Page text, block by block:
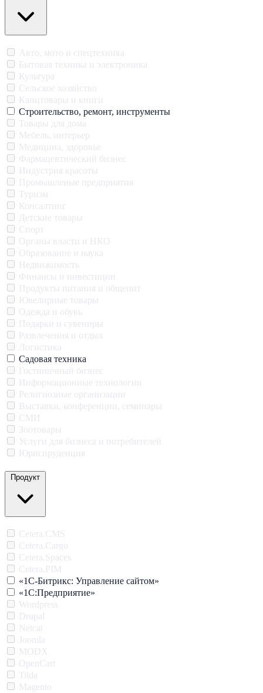
Авто, мото и спецтехника
Бытовая техника и электроника
Культура
Сельское хозяйство
Канцтовары и книги
Строительство, ремонт, инструменты
Товары для дома
Мебель, интерьер
Медицина, здоровье
Фармацевтический бизнес
Индустрия красоты
Промышленые предприятия
Туризм
Консалтинг
Детские товары
Спорт
Органы власти и НКО
Образование и наука
Недвижимость
Финансы и инвестиции
Продукты питания и общепит
Ювелирные товары
Одежда и обувь
Подарки и сувениры
Развлечения и отдых
Логистика
Садовая техника
Гостиничный бизнес
Информационные технологии
Религиозные организации
Выставки, конференции, семинары
СМИ
Зоотовары
Услуги для бизнеса и потребителей
Юриспруденция
Продукт
Cetera.CMS
Cetera.Cargo
Cetera.Spaces
Cetera.PIM
«1С-Битрикс: Управление сайтом»
«1С:Предприятие»
Wordpress
Drupal
Netcat
Joomla
MODX
OpenCart
Tilda
Magento